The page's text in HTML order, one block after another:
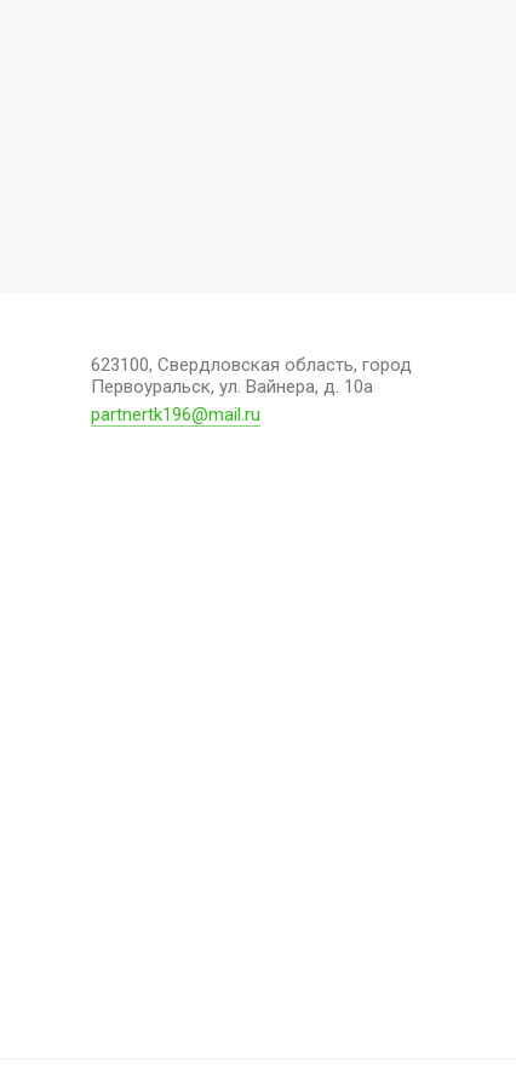
623100, Свердловская область, город
Первоуральск, ул. Вайнера, д. 10а
partnertk196@mail.ru